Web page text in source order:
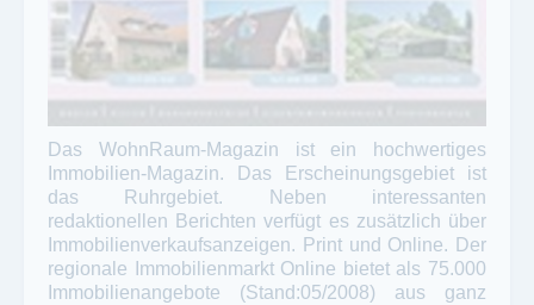
Das WohnRaum-Magazin ist ein hochwertiges
Immobilien-Magazin. Das Erscheinungsgebiet ist
das Ruhrgebiet. Neben interessanten
redaktionellen Berichten verfügt es zusätzlich über
Immobilienverkaufsanzeigen. Print und Online. Der
regionale Immobilienmarkt Online bietet als 75.000
Immobilienangebote (Stand:05/2008) aus ganz